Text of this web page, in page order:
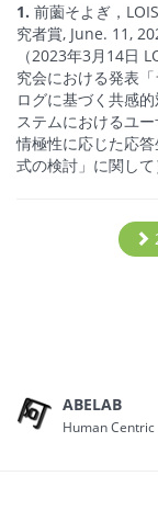
1. 前薗そよぎ，
究者賞, June. 11,
（2023年3月14日
究会における発表「
ログに基づく共感
ステムにおけるユ
情極性に応じた応
式の検討」に関して
ABELAB
Human